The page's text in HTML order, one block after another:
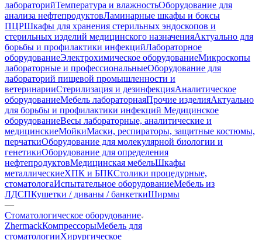
лабораторийТемпература и влажностьОборудование для
анализа нефтепродуктовЛаминарные шкафы и боксы
ПЦРШкафы для хранения стерильных эндоскопов и
стерильных изделий медицинского назначенияАктуально для
борьбы и профилактики инфекцийЛабораторное
оборудованиеЭлектрохимическое оборудованиеМикроскопы
лабораторные и профессиональныеОборудование для
лабораторий пищевой промышленности и
ветеринарииСтерилизация и дезинфекцияАналитическое
оборудованиеМебель лабораторнаяПрочие изделияАктуально
для борьбы и профилактики инфекций Медицинское
оборудованиеВесы лабораторные, аналитические и
медицинскиеМойкиМаски, респираторы, защитные костюмы,
перчаткиОборудование для молекулярной биологии и
генетикиОборудование для определения
нефтепродуктовМедицинская мебельШкафы
металлическиеХПК и БПКСтолики процедурные,
стоматологаИспытательное оборудованиеМебель из
ЛДСПКушетки / диваны / банкеткиШирмы
—
Стоматологическое оборудование
ZhermackКомпрессорыМебель для
стоматологииХирургическое